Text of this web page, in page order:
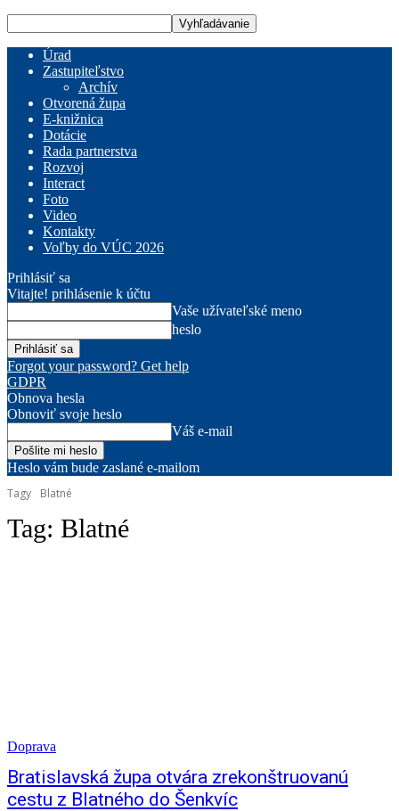
Úrad
Zastupiteľstvo
Archív
Otvorená župa
E-knižnica
Dotácie
Rada partnerstva
Rozvoj
Interact
Foto
Video
Kontakty
Voľby do VÚC 2026
Prihlásiť sa
Vitajte! prihlásenie k účtu
Vaše užívateľské meno
heslo
Forgot your password? Get help
GDPR
Obnova hesla
Obnoviť svoje heslo
Váš e-mail
Heslo vám bude zaslané e-mailom
Tagy
Blatné
Tag: Blatné
Doprava
Bratislavská župa otvára zrekonštruovanú
cestu z Blatného do Šenkvíc